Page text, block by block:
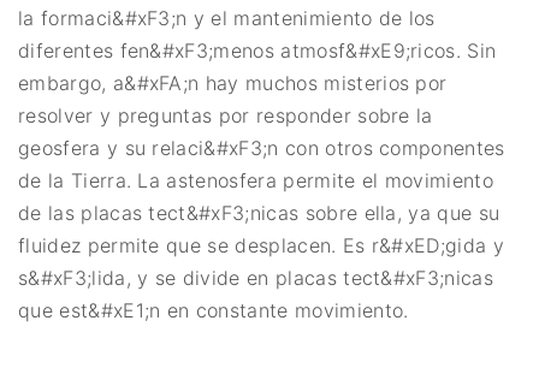
la formaci&#xF3;n y el mantenimiento de los
diferentes fen&#xF3;menos atmosf&#xE9;ricos. Sin
embargo, a&#xFA;n hay muchos misterios por
resolver y preguntas por responder sobre la
geosfera y su relaci&#xF3;n con otros componentes
de la Tierra. La astenosfera permite el movimiento
de las placas tect&#xF3;nicas sobre ella, ya que su
fluidez permite que se desplacen. Es r&#xED;gida y
s&#xF3;lida, y se divide en placas tect&#xF3;nicas
que est&#xE1;n en constante movimiento.